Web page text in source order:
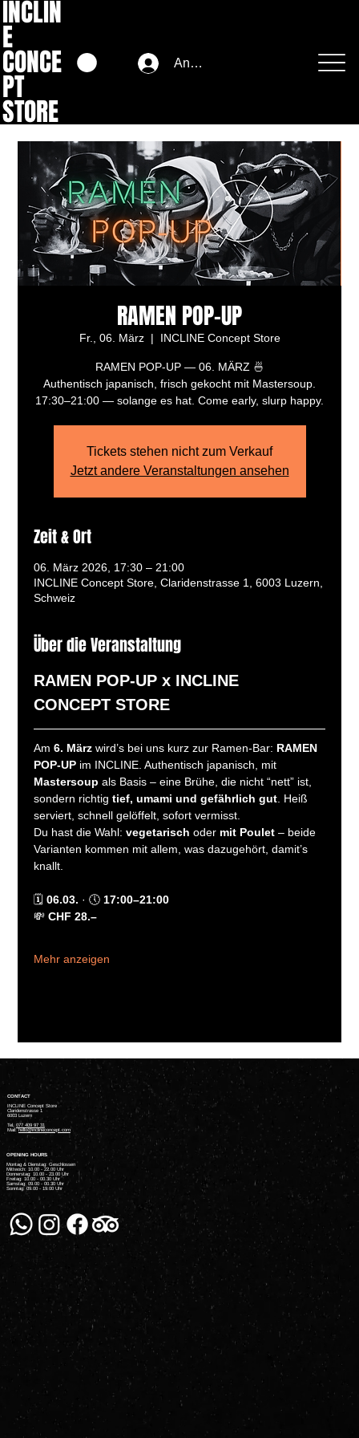
INCLIN
E
CONCE
PT
STORE
Anmelden
RAMEN POP-UP
Fr., 06. März
  |
INCLINE Concept Store
RAMEN POP-UP — 06. MÄRZ 🍜
Authentisch japanisch, frisch gekocht mit Mastersoup.
17:30–21:00 — solange es hat. Come early, slurp happy.
Tickets stehen nicht zum Verkauf
Jetzt andere Veranstaltungen ansehen
Zeit & Ort
06. März 2026, 17:30 – 21:00
INCLINE Concept Store, Claridenstrasse 1, 6003 Luzern,
Schweiz
Über die Veranstaltung
RAMEN POP-UP x INCLINE
CONCEPT STORE
Am 6. März wird’s bei uns kurz zur Ramen-Bar: RAMEN
POP-UP im INCLINE. Authentisch japanisch, mit
Mastersoup als Basis – eine Brühe, die nicht “nett” ist,
sondern richtig tief, umami und gefährlich gut . Heiß
serviert, schnell gelöffelt, sofort vermisst.
Du hast die Wahl: vegetarisch oder mit Poulet – beide
Varianten kommen mit allem, was dazugehört, damit’s
knallt.
🗓 06.03. · 🕔 17:00–21:00
💸 CHF 28.–
Mehr anzeigen
CONTACT
INCLINE Concept Store
Claridenstrasse 1
6003 Luzern
Tel. 077 409 97 31
Mail:
hello@inclineconcept.com
OPENING HOURS
Montag & Dienstag: Geschlossen
Mittwoch: 10.00 - 22.00 Uhr
Donnerstag: 10.00 - 23.00 Uhr
Freitag: 10.00 - 00.30 Uhr
Samstag: 09.00 - 00.30 Uhr
Sonntag: 09.00 - 19.00 Uhr